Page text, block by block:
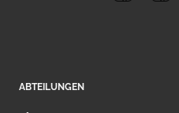
ABTEILUNGEN